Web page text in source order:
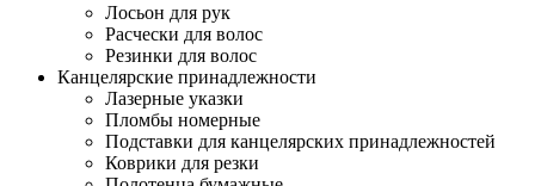
Лосьон для рук
Расчески для волос
Резинки для волос
Канцелярские принадлежности
Лазерные указки
Пломбы номерные
Подставки для канцелярских принадлежностей
Коврики для резки